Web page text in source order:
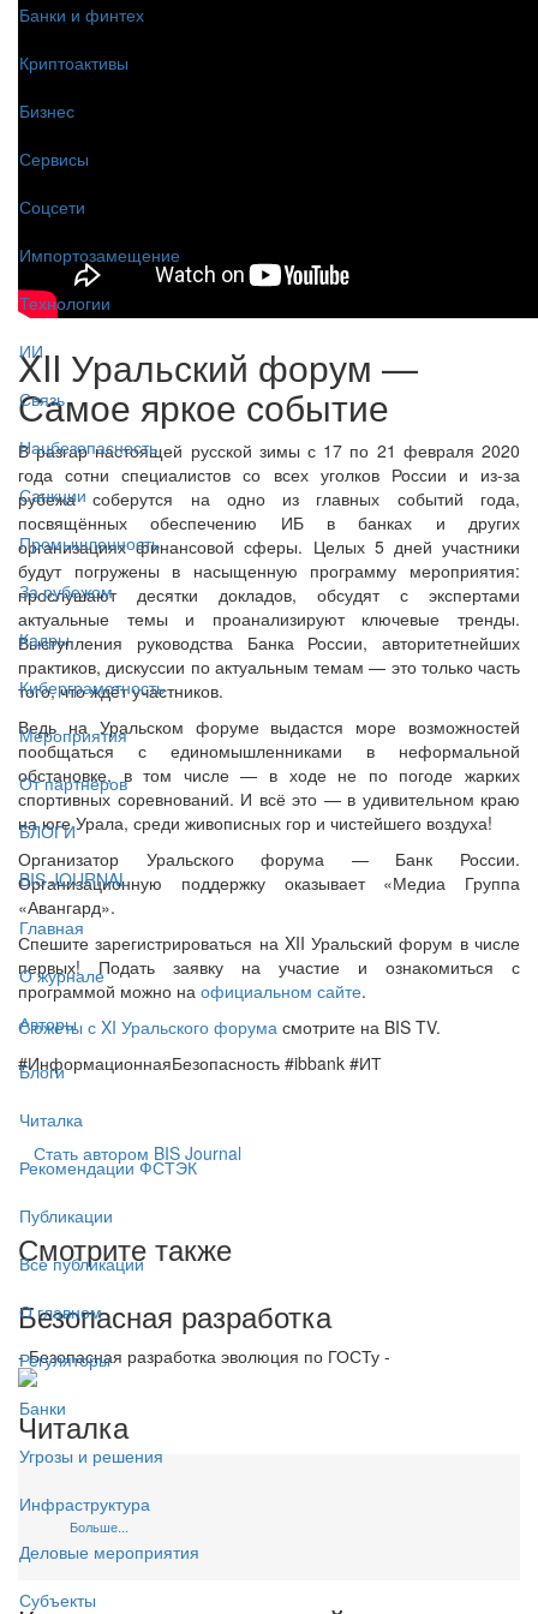
Банки и финтех
Криптоактивы
Бизнес
Сервисы
Соцсети
Импортозамещение
Технологии
ИИ
Связь
Нацбезопасность
Санкции
Промышленность
За рубежом
Кадры
Киберграмотность
Мероприятия
От партнёров
БЛОГИ
BIS JOURNAL
Главная
О журнале
Авторы
Блоги
Читалка
Рекомендации ФСТЭК
Публикации
Все публикации
О главном
Регуляторы
Банки
Угрозы и решения
Инфраструктура
Деловые мероприятия
Субъекты
XII Уральский форум —
Самое яркое событие
В разгар настоящей русской зимы с 17 по 21 февраля 2020
года сотни специалистов со всех уголков России и из-за
рубежа соберутся на одно из главных событий года,
посвящённых обеспечению ИБ в банках и других
организациях финансовой сферы. Целых 5 дней участники
будут погружены в насыщенную программу мероприятия:
прослушают десятки докладов, обсудят с экспертами
актуальные темы и проанализируют ключевые тренды.
Выступления руководства Банка России, авторитетнейших
практиков, дискуссии по актуальным темам — это только часть
того, что ждёт участников.
Ведь на Уральском форуме выдастся море возможностей
пообщаться с единомышленниками в неформальной
обстановке, в том числе — в ходе не по погоде жарких
спортивных соревнований. И всё это — в удивительном краю
на юге Урала, среди живописных гор и чистейшего воздуха!
Организатор Уральского форума — Банк России.
Организационную поддержку оказывает «Медиа Группа
«Авангард».
Спешите зарегистрироваться на XII Уральский форум в числе
первых! Подать заявку на участие и ознакомиться с
программой можно на официальном сайте.
Сюжеты с XI Уральского форума смотрите на BIS TV.
#ИнформационнаяБезопасность #ibbank #ИТ
Стать автором BIS Journal
Смотрите также
Безопасная разработка
- Безопасная разработка эволюция по ГОСТу -
Читалка
Больше...